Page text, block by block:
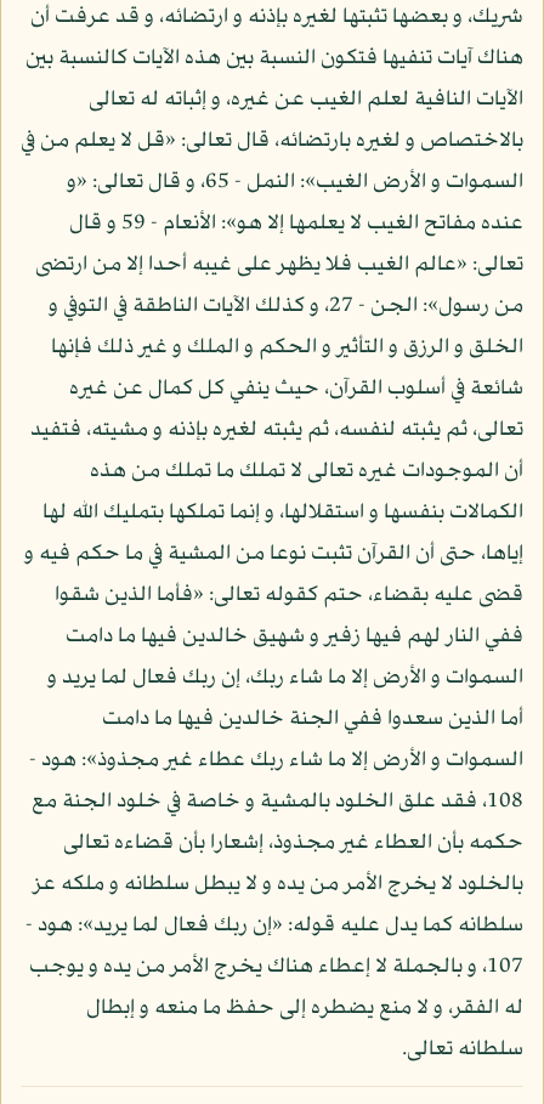
شريك، و بعضها تثبتها لغيره بإذنه و ارتضائه، و قد عرفت أن
هناك آيات تنفيها فتكون النسبة بين هذه الآيات كالنسبة بين
الآيات النافية لعلم الغيب عن غيره، و إثباته له تعالى
بالاختصاص و لغيره بارتضائه، قال تعالى: «قل لا يعلم من في
السموات و الأرض الغيب»: النمل - 65، و قال تعالى: «و
عنده مفاتح الغيب لا يعلمها إلا هو»: الأنعام - 59 و قال
تعالى: «عالم الغيب فلا يظهر على غيبه أحدا إلا من ارتضى
من رسول»: الجن - 27، و كذلك الآيات الناطقة في التوفي و
الخلق و الرزق و التأثير و الحكم و الملك و غير ذلك فإنها
شائعة في أسلوب القرآن، حيث ينفي كل كمال عن غيره
تعالى، ثم يثبته لنفسه، ثم يثبته لغيره بإذنه و مشيته، فتفيد
أن الموجودات غيره تعالى لا تملك ما تملك من هذه
الكمالات بنفسها و استقلالها، و إنما تملكها بتمليك الله لها
إياها، حتى أن القرآن تثبت نوعا من المشية في ما حكم فيه و
قضى عليه بقضاء، حتم كقوله تعالى: «فأما الذين شقوا
ففي النار لهم فيها زفير و شهيق خالدين فيها ما دامت
السموات و الأرض إلا ما شاء ربك، إن ربك فعال لما يريد و
أما الذين سعدوا ففي الجنة خالدين فيها ما دامت
السموات و الأرض إلا ما شاء ربك عطاء غير مجذوذ»: هود -
108، فقد علق الخلود بالمشية و خاصة في خلود الجنة مع
حكمه بأن العطاء غير مجذوذ، إشعارا بأن قضاءه تعالى
بالخلود لا يخرج الأمر من يده و لا يبطل سلطانه و ملكه عز
سلطانه كما يدل عليه قوله: «إن ربك فعال لما يريد»: هود -
107، و بالجملة لا إعطاء هناك يخرج الأمر من يده و يوجب
له الفقر، و لا منع يضطره إلى حفظ ما منعه و إبطال
سلطانه تعالى.